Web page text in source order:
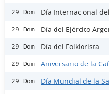
29 Dom Día Internacional
29 Dom Día del Ejército
29 Dom Día del Folklorista
29 Dom Aniversario de la
29 Dom
Día Mundial de la